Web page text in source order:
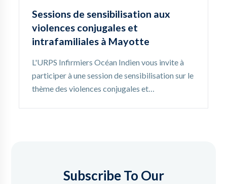
Sessions de sensibilisation aux
violences conjugales et
intrafamiliales à Mayotte
L'URPS Infirmiers Océan Indien vous invite à
participer à une session de sensibilisation sur le
thème des violences conjugales et…
Subscribe To Our